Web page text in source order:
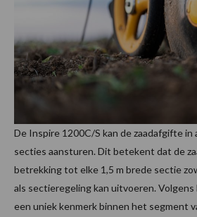
De Inspire 1200C/S kan de zaadafgifte
secties aansturen. Dit betekent dat de
betrekking tot elke 1,5 m brede sectie
als sectieregeling kan uitvoeren. Volgens
een uniek kenmerk binnen het segment